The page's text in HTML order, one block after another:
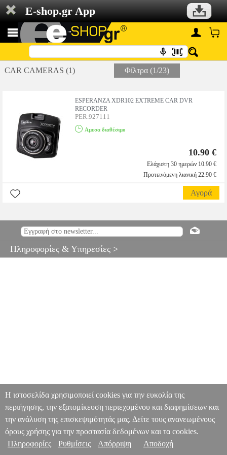
E-shop.gr App
CAR CAMERAS (1) Φίλτρα (1/23)
ESPERANZA XDR102 EXTREME CAR DVR
RECORDER
PER.927111
Αμεσα διαθέσιμο
10.90 €
Ελάχιστη 30 ημερών 10.90 €
Προτεινόμενη λιανική 22.90 €
Αγορά
Πληροφορίες & Υπηρεσίες >
Η ιστοσελίδα χρησιμοποιεί cookies για την ευκολία της
περιήγησης, την εξατομίκευση περιεχομένου και διαφημίσεων και
την ανάλυση της επισκεψιμότητάς μας. Δείτε τους ανανεωμένους
όρους χρήσης για την προστασία δεδομένων και τα cookies.
Πληροφορίες
Ρυθμίσεις Απόρριψη Αποδοχή